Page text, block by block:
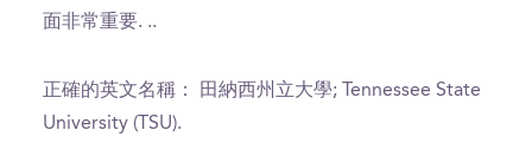
面非常重要. ..
正確的英文名稱： 田納西州立大學; Tennessee State
University (TSU).